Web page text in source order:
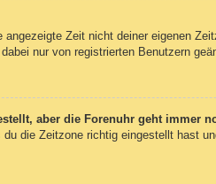
angezeigte Zeit nicht deiner eigenen
nur von registrierten Benutzern
aber die Forenuhr geht immer
die Zeitzone richtig eingestellt hast